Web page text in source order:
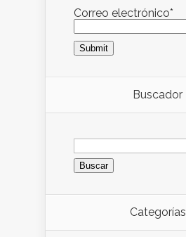
Correo electrónico*
Buscador
Buscar:
Categorías